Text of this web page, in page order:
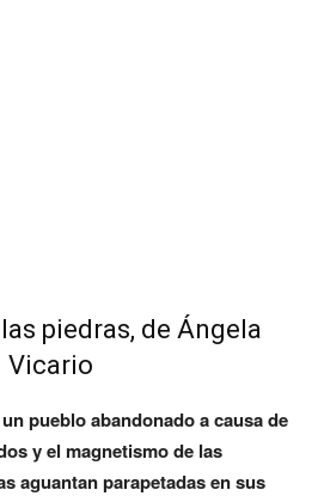
piedras, de Ángela
Vicario
pueblo abandonado a causa de
y el magnetismo de las
aguantan parapetadas en sus